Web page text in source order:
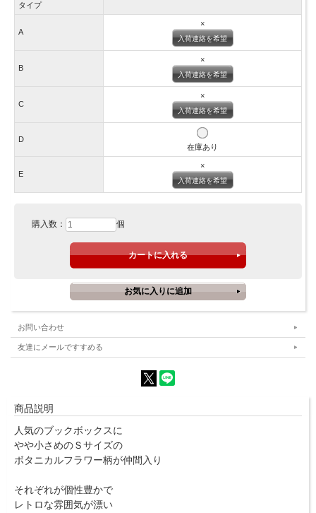
タイプ
A
×
入荷連絡を希望
B
×
入荷連絡を希望
C
×
入荷連絡を希望
D
在庫あり
E
×
入荷連絡を希望
購入数： 個
お問い合わせ
友達にメールですすめる
商品説明
人気のブックボックスに
やや小さめのＳサイズの
ボタニカルフラワー柄が仲間入り
それぞれが個性豊かで
レトロな雰囲気が漂い